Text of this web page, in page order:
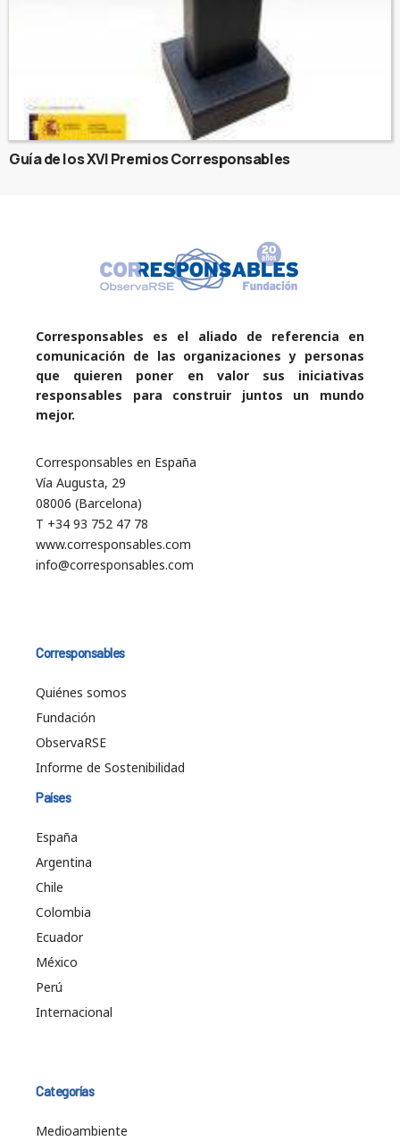
Guía de los XVI Premios Corresponsables
Corresponsables es el aliado de referencia en
comunicación de las organizaciones y personas
que quieren poner en valor sus iniciativas
responsables para construir juntos un mundo
mejor.
Corresponsables en España
Vía Augusta, 29
08006 (Barcelona)
T +34 93 752 47 78
www.corresponsables.com
info@corresponsables.com
Corresponsables
Quiénes somos
Fundación
ObservaRSE
Informe de Sostenibilidad
Países
España
Argentina
Chile
Colombia
Ecuador
México
Perú
Internacional
Categorías
Medioambiente